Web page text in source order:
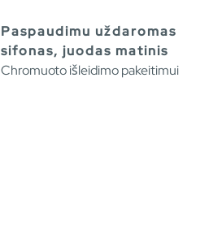
Paspaudimu uždaromas
sifonas, juodas matinis
Chromuoto išleidimo pakeitimui